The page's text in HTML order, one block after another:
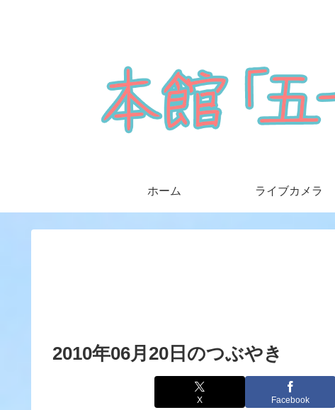
ホーム ライブカメラ
2010年06月20日のつぶやき
X Facebook